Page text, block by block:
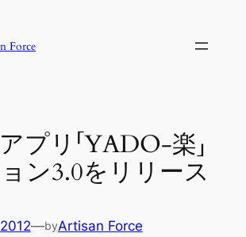
Force
プリ「YADO-楽」
ン3.0をリリース
—byArtisan Force